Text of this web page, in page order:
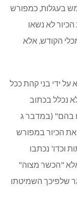
בעגלות, כמפורש
לא נשאו
הקודש, אלא
ידי בני קהת ככל
נכלל בכתוב
בהם" (במדבר ג
הכיור במפורש
וכדו' נכתבו
"הכשר מצוה"
שלפיכך השמיטתו